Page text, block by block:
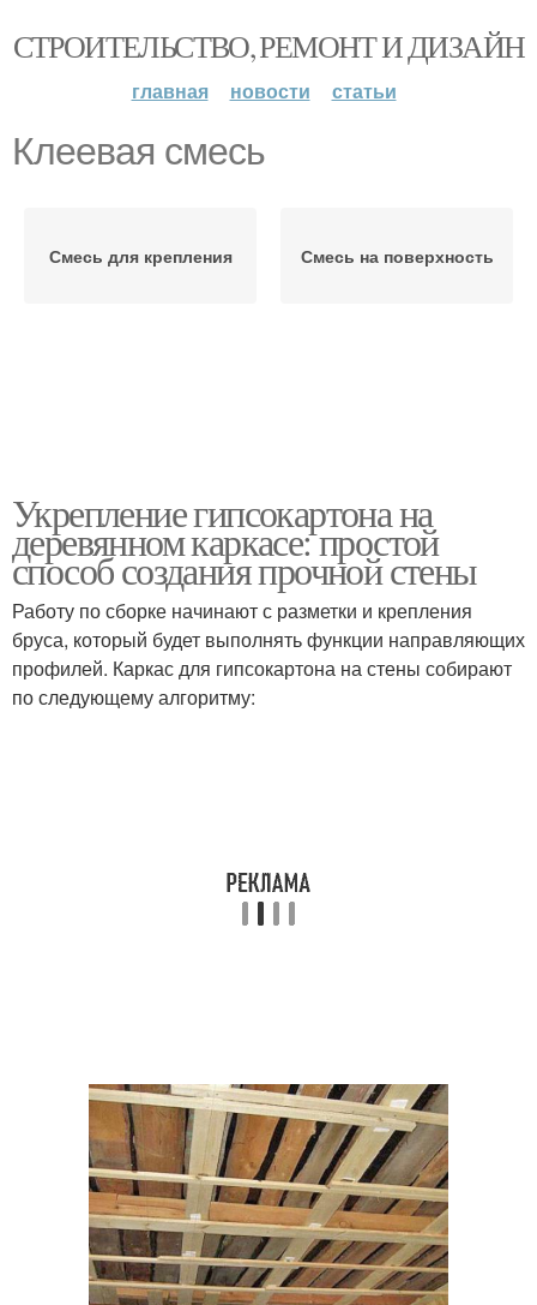
СТРОИТЕЛЬСТВО, РЕМОНТ И ДИЗАЙН
главная новости статьи
Клеевая смесь
Смесь для крепления Смесь на поверхность
Укрепление гипсокартона на
деревянном каркасе: простой
способ создания прочной стены
Работу по сборке начинают с разметки и крепления
бруса, который будет выполнять функции направляющих
профилей. Каркас для гипсокартона на стены собирают
по следующему алгоритму: